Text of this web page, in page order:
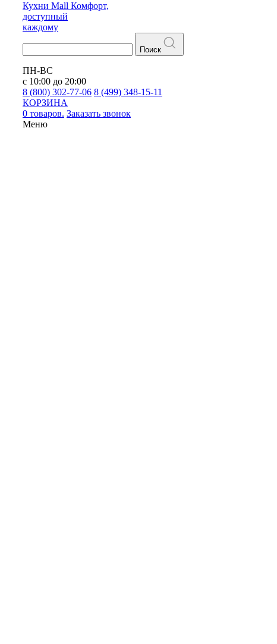
Кухни Mall Комфорт,
доступный
каждому
Поиск
ПН-ВС
с 10:00 до 20:00
8 (800) 302-77-06 8 (499) 348-15-11
КОРЗИНА
0 товаров. Заказать звонок
Меню